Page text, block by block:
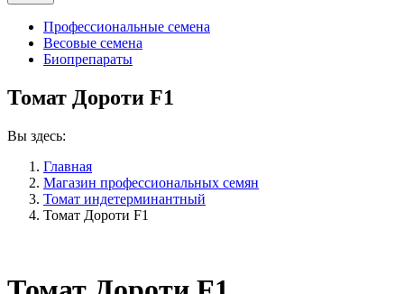
Профессиональные семена
Весовые семена
Биопрепараты
Томат Дороти F1
Вы здесь:
Главная
Магазин профессиональных семян
Томат индетерминантный
Томат Дороти F1